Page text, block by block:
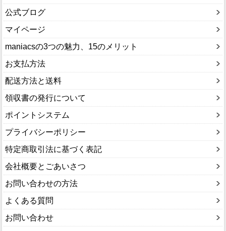
公式ブログ
マイページ
maniacsの3つの魅力、15のメリット
お支払方法
配送方法と送料
領収書の発行について
ポイントシステム
プライバシーポリシー
特定商取引法に基づく表記
会社概要とごあいさつ
お問い合わせの方法
よくある質問
お問い合わせ